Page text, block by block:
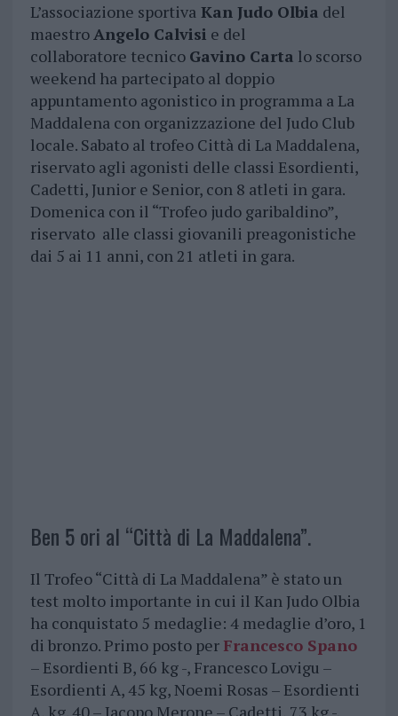
L’associazione sportivaKan Judo Olbia del
maestroAngelo Calvisi e del
collaboratore tecnico Gavino Carta lo scorso
weekend ha partecipato al doppio
appuntamento agonistico in programma a La
Maddalena con organizzazione del Judo Club
locale. Sabato al trofeo Città di La Maddalena,
riservato agli agonisti delle classi Esordienti,
Cadetti, Junior e Senior, con 8 atleti in gara.
Domenica con il “Trofeo judo garibaldino”,
riservato alle classi giovanili preagonistiche
dai 5 ai 11 anni, con 21 atleti in gara.
Ben 5 ori al “Città di La Maddalena”.
Il Trofeo “Città di La Maddalena” è stato un
test molto importante in cui il Kan Judo Olbia
ha conquistato 5 medaglie: 4 medaglie d’oro, 1
di bronzo. Primo posto per Francesco Spano
– Esordienti B, 66 kg -, Francesco Lovigu –
Esordienti A, 45 kg, Noemi Rosas – Esordienti